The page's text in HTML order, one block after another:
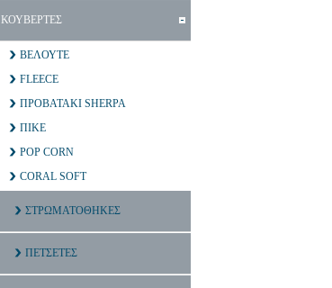
ΚΟΥΒΕΡΤΕΣ
ΒΕΛΟΥΤΕ
FLEECE
ΠΡΟΒΑΤΑΚΙ SHERPA
ΠΙΚΕ
POP CORN
CORAL SOFT
ΣΤΡΩΜΑΤΟΘΗΚΕΣ
ΠΕΤΣΕΤΕΣ